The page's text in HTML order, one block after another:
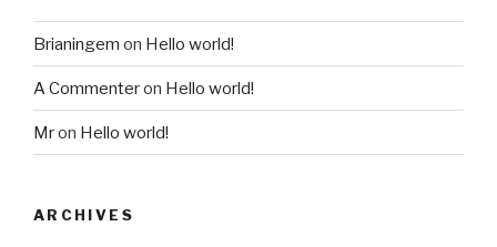
Brianingem on Hello world!
A Commenteron Hello world!
Mron Hello world!
ARCHIVES